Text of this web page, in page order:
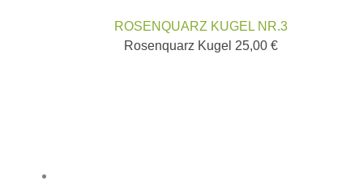
ROSENQUARZ KUGEL NR.3
Rosenquarz Kugel 25,00 €